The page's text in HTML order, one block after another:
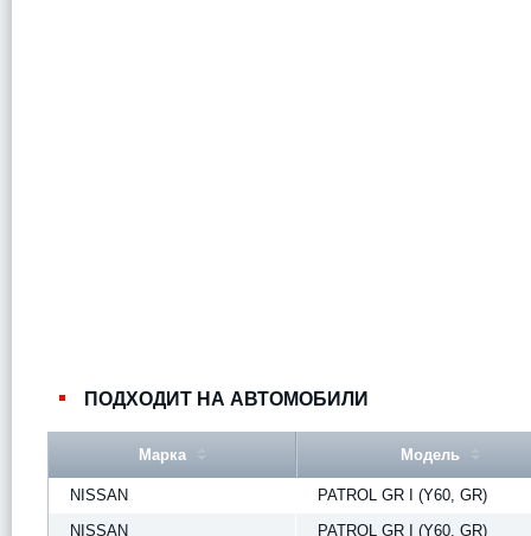
ПОДХОДИТ НА АВТОМОБИЛИ
Марка Модель
NISSAN
PATROL GR I (Y60, GR)
NISSAN
PATROL GR I (Y60, GR)